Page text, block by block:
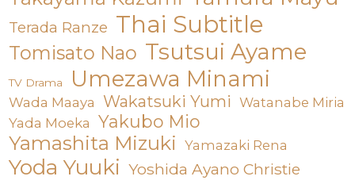
Terada Ranze Thai Subtitle
Tomisato Nao Tsutsui Ayame
TV Drama Umezawa Minami
Wada Maaya Wakatsuki Yumi Watanabe Miria
Yada Moeka Yakubo Mio
Yamashita Mizuki Yamazaki Rena
Yoda Yuuki Yoshida Ayano Christie